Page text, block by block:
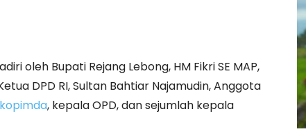
oleh Bupati Rejang Lebong, HM Fikri SE MAP,
DPD RI, Sultan Bahtiar Najamudin, Anggota
, kepala OPD, dan sejumlah kepala